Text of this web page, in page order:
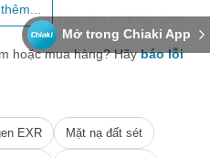
Mở trong Chiaki App
oxy hóa nên có khả năng
cường hệ miễn dịch. Quả
ăn trực tiếp hoặc trộn với sữa
mứt cũng có thể ăn không như
dưỡng.
quất có thể ngăn ngừa lão hóa
mạch máu, đồng thời tăng
hoặc mua hàng? Hãybáo lỗi
EXR Mặt nạ đất sét